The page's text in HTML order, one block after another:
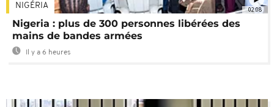
02:08
NIGÉRIA
Nigeria : plus de 300 personnes libérées des
mains de bandes armées
Il y a 6 heures